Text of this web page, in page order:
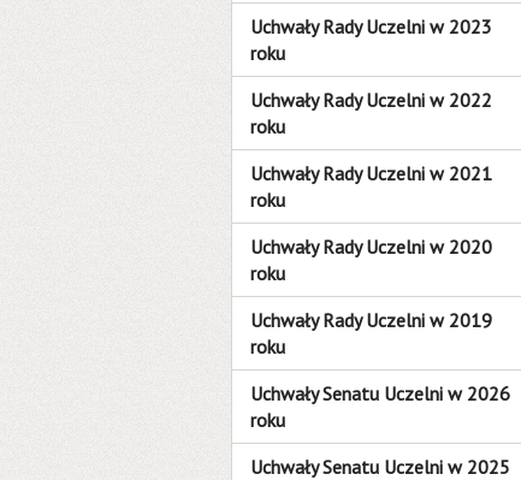
Uchwały Rady Uczelni w 2023
roku
Uchwały Rady Uczelni w 2022
roku
Uchwały Rady Uczelni w 2021
roku
Uchwały Rady Uczelni w 2020
roku
Uchwały Rady Uczelni w 2019
roku
Uchwały Senatu Uczelni w 2026
roku
Uchwały Senatu Uczelni w 2025